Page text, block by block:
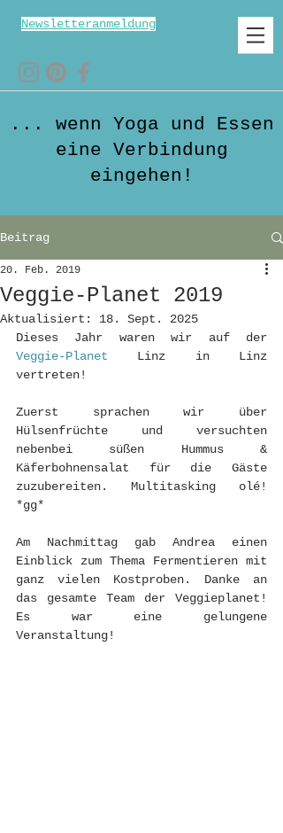
Newsletteranmeldung
... wenn Yoga und Essen
eine Verbindung
eingehen!
Beitrag
Veggie-Planet 2019
20. Feb. 2019
Aktualisiert: 18. Sept. 2025
Dieses Jahr waren wir auf der
Veggie-Planet Linz in Linz
vertreten!
Zuerst sprachen wir über
Hülsenfrüchte und versuchten
nebenbei süßen Hummus &
Käferbohnensalat für die Gäste
zuzubereiten. Multitasking olé!
*gg*
Am Nachmittag gab Andrea einen
Einblick zum Thema Fermentieren mit
ganz vielen Kostproben. Danke an
das gesamte Team der Veggieplanet!
Es war eine gelungene
Veranstaltung!